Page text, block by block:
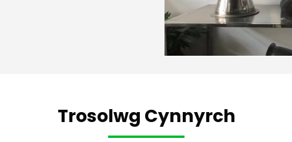
Trosolwg Cynnyrch